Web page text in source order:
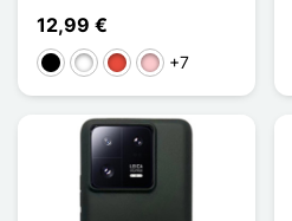
12,99 €
NegroBlancoRojoRosa+7